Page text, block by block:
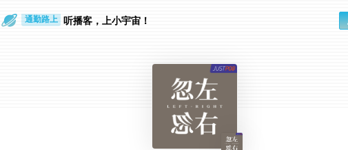
通勤路上 听播客，上小宇宙！